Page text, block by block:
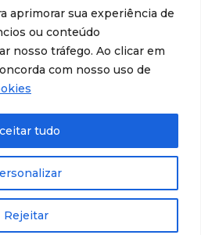
aprimorar sua experiência de
ou conteúdo
nosso tráfego. Ao clicar em
com nosso uso de
Rejeitar
tudo
e desenvolvimento
sobre lideranças